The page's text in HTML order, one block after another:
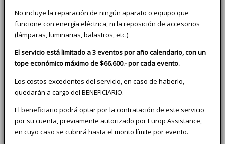
No incluye la reparación de ningún aparato o equipo que
funcione con energía eléctrica, ni la reposición de accesorios
(lámparas, luminarias, balastros, etc.)
El servicio está limitado a 3 eventos por año calendario, con un
tope económico máximo de $66.600.- por cada evento.
Los costos excedentes del servicio, en caso de haberlo,
quedarán a cargo del BENEFICIARIO.
El beneficiario podrá optar por la contratación de este servicio
por su cuenta, previamente autorizado por Europ Assistance,
en cuyo caso se cubrirá hasta el monto límite por evento.